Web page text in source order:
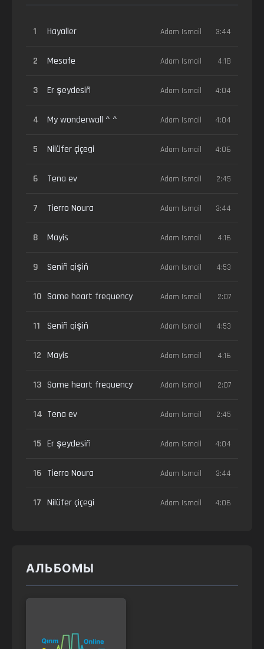
1 Hayaller Adam Ismail 3:44
2 Mesafe Adam Ismail 4:18
3 Er şeydesiñ Adam Ismail 4:04
4 My wonderwall ^ ^ Adam Ismail 4:04
5 Nilüfer çiçegi Adam Ismail 4:06
6 Tena ev Adam Ismail 2:45
7 Tierro Noura Adam Ismail 3:44
8 Mayis Adam Ismail 4:16
9 Seniñ qişiñ Adam Ismail 4:53
10 Same heart frequency Adam Ismail 2:07
11 Seniñ qişiñ Adam Ismail 4:53
12 Mayis Adam Ismail 4:16
13 Same heart frequency Adam Ismail 2:07
14 Tena ev Adam Ismail 2:45
15 Er şeydesiñ Adam Ismail 4:04
16 Tierro Noura Adam Ismail 3:44
17 Nilüfer çiçegi Adam Ismail 4:06
АЛЬБОМЫ